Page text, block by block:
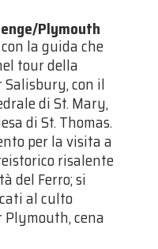
Plymouth
la guida che
tour della
Salisbury, con il
di St. Mary,
di St. Thomas.
per la visita a
risalente
del Ferro; si
al culto
Plymouth, cena